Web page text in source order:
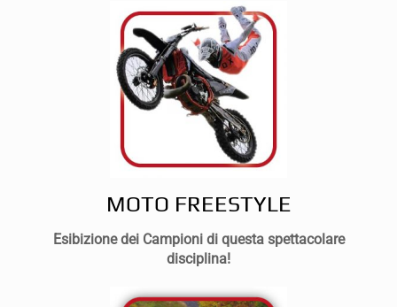
MOTO FREESTYLE
Esibizione dei Campioni di questa spettacolare
disciplina!